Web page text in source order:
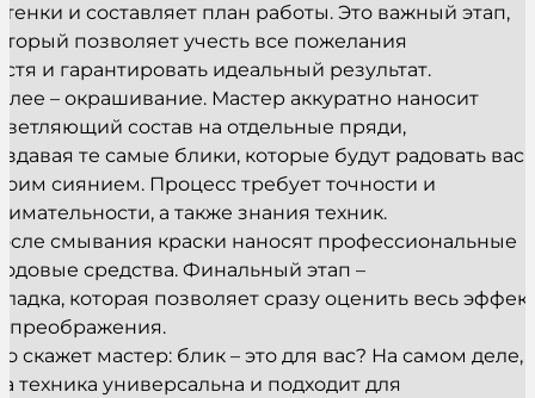
и составляет план работы. Это важный этап,
позволяет учесть все пожелания
и гарантировать идеальный результат.
– окрашивание. Мастер аккуратно наносит
состав на отдельные пряди,
те самые блики, которые будут радовать вас
сиянием. Процесс требует точности и
а также знания техник.
смывания краски наносят профессиональные
средства. Финальный этап –
которая позволяет сразу оценить весь
преображения.
скажет мастер: блик – это для вас? На самом деле,
техника универсальна и подходит для